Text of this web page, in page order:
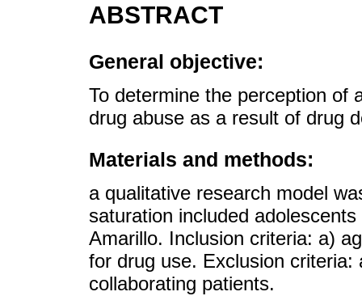
ABSTRACT
General objective:
To determine the perception of
drug abuse as a result of drug
Materials and methods:
a qualitative research model
saturation included
Amarillo. Inclusion criteria: a)
for drug use. Exclusion
collaborating patients.